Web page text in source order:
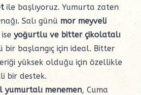
ile başlıyoruz. Yumurta zaten
Salı günü mor meyveli
yoğurtlu ve bitter çikolatalı
bir başlangıç için ideal. Bitter
yüksek olduğu için özellikle
bir destek.
yumurtalı menemen, Cuma